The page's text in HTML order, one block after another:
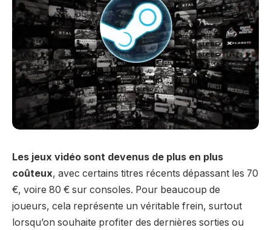
Les jeux vidéo sont devenus de plus en plus
coûteux, avec certains titres récents dépassant les 70
€, voire 80 € sur consoles. Pour beaucoup de
joueurs, cela représente un véritable frein, surtout
lorsqu’on souhaite profiter des dernières sorties ou